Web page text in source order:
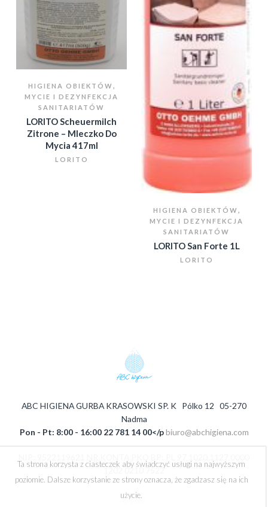
Ta strona korzysta z ciasteczek aby świadczyć usługi na najwyższym
poziomie. Dalsze korzystanie ze strony oznacza, że zgadzasz się na ich
użycie.
HIGIENA OBIEKTÓW,
MYCIE I DEZYNFEKCJA
SANITARIATÓW
LORITO Scheuermilch
Zitrone – Mleczko Do
Mycia 417ml
LORITO
HIGIENA OBIEKTÓW,
MYCIE I DEZYNFEKCJA
SANITARIATÓW
LORITO San Forte 1L
LORITO
ABC HIGIENA GURBA KRASOWSKI SP. K Pólko 12 05-270
Nadma
Pon - Pt: 8:00 - 16:00 22 781 14 00</pbiuro@abchigiena.com
1202 0210 7522
© 2023